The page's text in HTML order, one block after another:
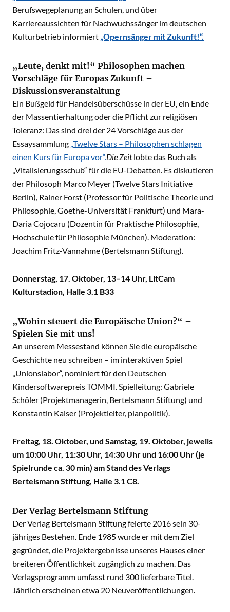
Berufswegeplanung an Schulen, und über
Karriereaussichten für Nachwuchssänger im deutschen
Kulturbetrieb informiert „Opernsänger mit Zukunft!“.
„Leute, denkt mit!“ Philosophen machen
Vorschläge für Europas Zukunft –
Diskussionsveranstaltung
Ein Bußgeld für Handelsüberschüsse in der EU, ein Ende
der Massentierhaltung oder die Pflicht zur religiösen
Toleranz: Das sind drei der 24 Vorschläge aus der
Essaysammlung „Twelve Stars – Philosophen schlagen
einen Kurs für Europa vor“.Die Zeitlobte das Buch als
„Vitalisierungsschub“ für die EU-Debatten. Es diskutieren
der Philosoph Marco Meyer (Twelve Stars Initiative
Berlin), Rainer Forst (Professor für Politische Theorie und
Philosophie, Goethe-Universität Frankfurt) und Mara-
Daria Cojocaru (Dozentin für Praktische Philosophie,
Hochschule für Philosophie München). Moderation:
Joachim Fritz-Vannahme (Bertelsmann Stiftung).
Donnerstag, 17. Oktober, 13–14 Uhr, LitCam
Kulturstadion, Halle 3.1 B33
„Wohin steuert die Europäische Union?“ –
Spielen Sie mit uns!
An unserem Messestand können Sie die europäische
Geschichte neu schreiben – im interaktiven Spiel
„Unionslabor“, nominiert für den Deutschen
Kindersoftwarepreis TOMMI. Spielleitung: Gabriele
Schöler (Projektmanagerin, Bertelsmann Stiftung) und
Konstantin Kaiser (Projektleiter, planpolitik).
Freitag, 18. Oktober, und Samstag, 19. Oktober, jeweils
um 10:00 Uhr, 11:30 Uhr, 14:30 Uhr und 16:00 Uhr (je
Spielrunde ca. 30 min) am Stand des Verlags
Bertelsmann Stiftung, Halle 3.1 C8.
Der Verlag Bertelsmann Stiftung
Der Verlag Bertelsmann Stiftung feierte 2016 sein 30-
jähriges Bestehen. Ende 1985 wurde er mit dem Ziel
gegründet, die Projektergebnisse unseres Hauses einer
breiteren Öffentlichkeit zugänglich zu machen. Das
Verlagsprogramm umfasst rund 300 lieferbare Titel.
Jährlich erscheinen etwa 20 Neuveröffentlichungen.